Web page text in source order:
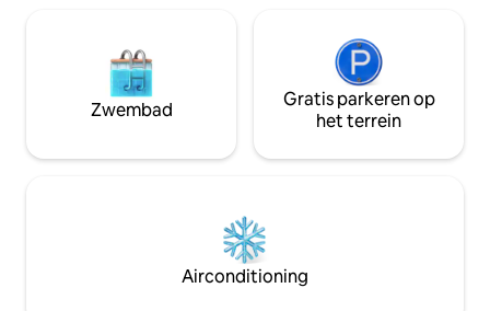
Zwembad
Gratis parkeren op
het terrein
Airconditioning